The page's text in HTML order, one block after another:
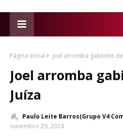
Página inicial Joel arromba gabinete de
Joel arromba
Juíza
Paulo Leite Barros(Grupo V4
novembro 29, 2024